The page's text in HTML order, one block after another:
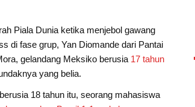
Piala Dunia ketika menjebol gawang
di fase grup, Yan Diomande dari Pantai
gelandang Meksiko berusia 17 tahun
yang belia.
18 tahun itu, seorang mahasiswa